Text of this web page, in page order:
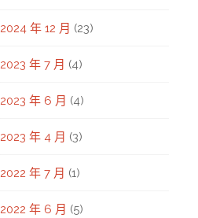
2024 年 12 月 (23)
2023 年 7 月 (4)
2023 年 6 月 (4)
2023 年 4 月 (3)
2022 年 7 月 (1)
2022 年 6 月 (5)